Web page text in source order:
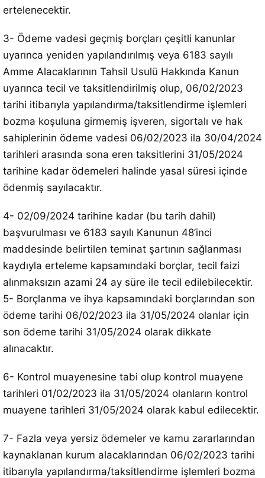
ertelenecektir.
3- Ödeme vadesi geçmiş borçları çeşitli kanunlar
uyarınca yeniden yapılandırılmış veya 6183 sayılı
Amme Alacaklarının Tahsil Usulü Hakkında Kanun
uyarınca tecil ve taksitlendirilmiş olup, 06/02/2023
tarihi itibarıyla yapılandırma/taksitlendirme işlemleri
bozma koşuluna girmemiş işveren, sigortalı ve hak
sahiplerinin ödeme vadesi 06/02/2023 ila 30/04/2024
tarihleri arasında sona eren taksitlerini 31/05/2024
tarihine kadar ödemeleri halinde yasal süresi içinde
ödenmiş sayılacaktır.
4- 02/09/2024 tarihine kadar (bu tarih dahil)
başvurulması ve 6183 sayılı Kanunun 48’inci
maddesinde belirtilen teminat şartının sağlanması
kaydıyla erteleme kapsamındaki borçlar, tecil faizi
alınmaksızın azami 24 ay süre ile tecil edilebilecektir.
5- Borçlanma ve ihya kapsamındaki borçlarından son
ödeme tarihi 06/02/2023 ila 31/05/2024 olanlar için
son ödeme tarihi 31/05/2024 olarak dikkate
alınacaktır.
6- Kontrol muayenesine tabi olup kontrol muayene
tarihleri 01/02/2023 ila 31/05/2024 olanların kontrol
muayene tarihleri 31/05/2024 olarak kabul edilecektir.
7- Fazla veya yersiz ödemeler ve kamu zararlarından
kaynaklanan kurum alacaklarından 06/02/2023 tarihi
itibarıyla yapılandırma/taksitlendirme işlemleri bozma